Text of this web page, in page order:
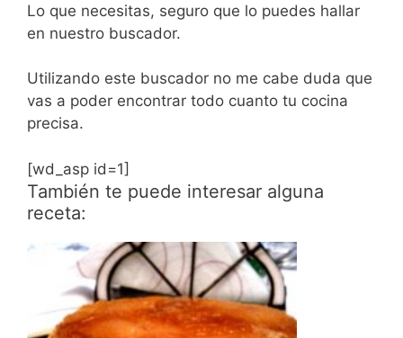
Lo que necesitas, seguro que lo puedes hallar
en nuestro buscador.
Utilizando este buscador no me cabe duda que
vas a poder encontrar todo cuanto tu cocina
precisa.
[wd_asp id=1]
También te puede interesar alguna
receta: